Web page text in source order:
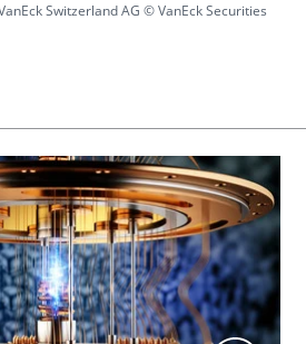
Switzerland AG © VanEck Securities